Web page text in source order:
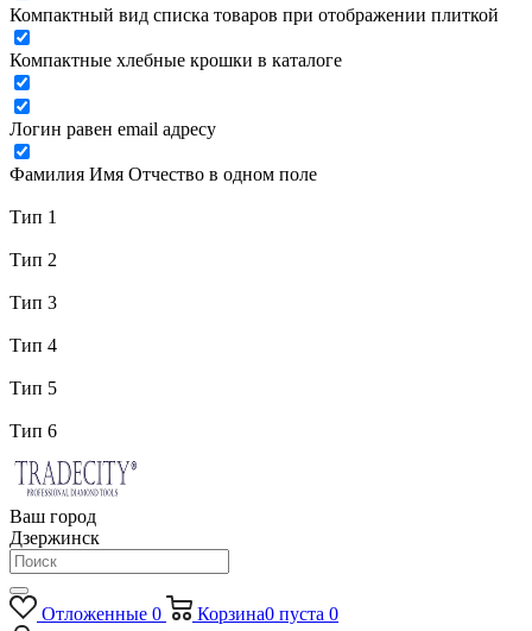
Компактный вид списка товаров при отображении плиткой
Компактные хлебные крошки в каталоге
Логин равен email адресу
Фамилия Имя Отчество в одном поле
Тип 1
Тип 2
Тип 3
Тип 4
Тип 5
Тип 6
Ваш город
Дзержинск
Отложенные 0 Корзина0 пуста 0